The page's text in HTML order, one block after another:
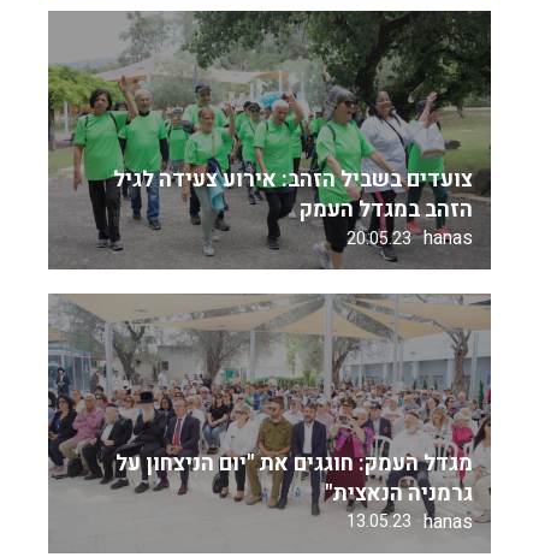
צועדים בשביל הזהב: אירוע צעידה לגיל
הזהב במגדל העמק
hanas
20.05.23
מגדל העמק: חוגגים את "יום הניצחון על
גרמניה הנאצית"
hanas
13.05.23